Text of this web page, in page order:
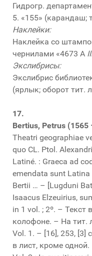
Гидрогр.
5. «155» (карандаш;
Наклейки:
Наклейка со
чернилами «4673 А
Экслибрисы:
Экслибрис
(ярлык; оборот тит.
17.
Bertius, Petrus (1565
Theatri geographiae
quo CL. Ptol.
Latiné. : Graeca ad
emendata sunt
Bertii … – [Lugduni
Isaacus Elzeuirius,
in 1 vol. ; 2º. –
колофоне. – На тит.
Vol. 1. – [16], 253, [3]
в лист, кроме одной.